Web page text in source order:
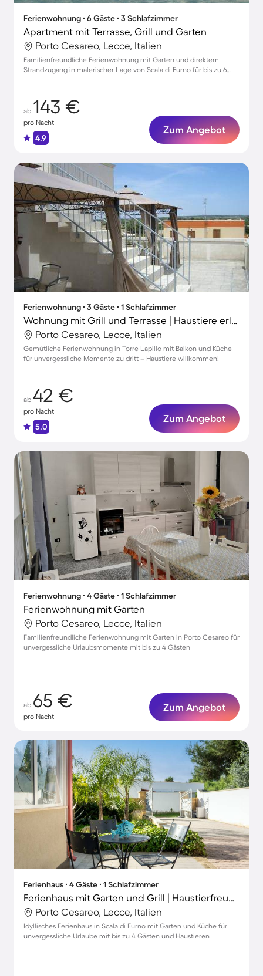
Ferienwohnung ∙ 6 Gäste ∙ 3 Schlafzimmer
Apartment mit Terrasse, Grill und Garten
Porto Cesareo, Lecce, Italien
Familienfreundliche Ferienwohnung mit Garten und direktem
Strandzugang in malerischer Lage von Scala di Furno für bis zu 6
ab 143 €
pro Nacht
4.9
Zum Angebot
Ferienwohnung ∙ 3 Gäste ∙ 1 Schlafzimmer
Wohnung mit Grill und Terrasse | Haustiere erlaubt
Porto Cesareo, Lecce, Italien
Gemütliche Ferienwohnung in Torre Lapillo mit Balkon und Küche
für unvergessliche Momente zu dritt – Haustiere willkommen!
ab 42 €
pro Nacht
5.0
Zum Angebot
Ferienwohnung ∙ 4 Gäste ∙ 1 Schlafzimmer
Ferienwohnung mit Garten
Porto Cesareo, Lecce, Italien
Familienfreundliche Ferienwohnung mit Garten in Porto Cesareo für
unvergessliche Urlaubsmomente mit bis zu 4 Gästen
ab 65 €
pro Nacht
Zum Angebot
Ferienhaus ∙ 4 Gäste ∙ 1 Schlafzimmer
Ferienhaus mit Garten und Grill | Haustierfreundlich
Porto Cesareo, Lecce, Italien
Idyllisches Ferienhaus in Scala di Furno mit Garten und Küche für
unvergessliche Urlaube mit bis zu 4 Gästen und Haustieren